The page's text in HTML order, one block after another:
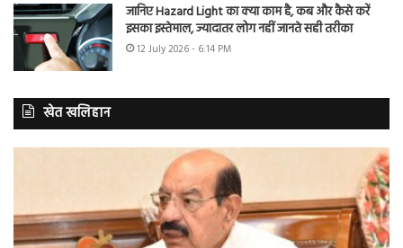
जानिए Hazard Light का क्या काम है, कब और कैसे करें
इसका इस्तेमाल, ज्यादातर लोग नहीं जानते सही तरीका
12 July 2026 - 6:14 PM
खेत खलिहान